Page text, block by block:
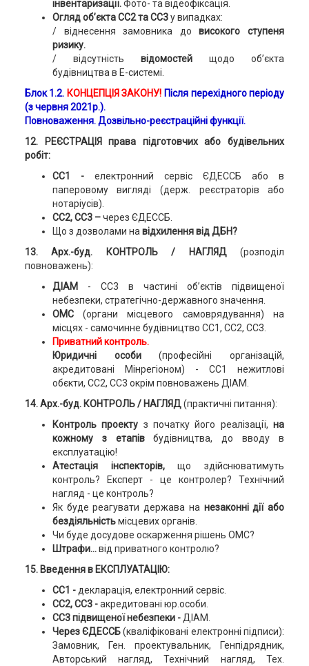
інвентаризації.Фото- та відеофіксація.
Огляд об’єкта СС2 та СС3у випадках:
/ віднесення замовника довисокого ступеня
ризику.
/ відсутність відомостейщодо об’єкта
будівництва в Е-системі.
Блок 1.2. КОНЦЕПЦІЯ ЗАКОНУ! Після перехідного періоду
(з червня 2021р.).
Повноваження. Дозвільно-реєстраційні функції.
12. РЕЄСТРАЦІЯ права підготовчих або
будівельних
робіт:
СС1 -електронний сервіс ЄДЕССБ або в
паперовому вигляді (держ. реєстраторів або
нотаріусів).
СС2, СС3 –через ЄДЕССБ.
Що з дозволами навідхилення від ДБН?
13. Арх.-буд. КОНТРОЛЬ / НАГЛЯД(розподіл
повноважень):
ДІАМ - СС3 в частині об’єктів підвищеної
небезпеки, стратегічно-державного значення.
ОМС(органи місцевого самоврядування) на
місцях - самочинне будівництво СС1, СС2, СС3.
Приватний контроль.
Юридичні особи(професійні організацій,
акредитовані Мінрегіоном) - СС1 нежитлові
обєкти, СС2, СС3 окрім повноважень ДІАМ.
14. Арх.-буд. КОНТРОЛЬ / НАГЛЯД(практичні питання):
Контроль проекту з початку його реалізації,на
кожному з етапівбудівництва, до вводу в
експлуатацію!
Атестація інспекторів,що здійснюватимуть
контроль? Експерт - це контролер? Технічний
нагляд - це контроль?
Як буде реагувати держава на незаконні дії або
бездіяльністьмісцевих органів.
Чи буде досудове оскарження рішень ОМС?
Штрафи...від приватного контролю?
15. Введення в ЕКСПЛУАТАЦІЮ:
СС1 -декларація, електронний сервіс.
СС2, СС3 -акредитовані юр.особи.
СС3 підвищеної небезпеки -ДІАМ.
Через ЄДЕССБ(кваліфіковані електронні підписи):
Замовник, Ген. проектувальник, Генпідрядник,
Авторський нагляд, Технічний нагляд, Тех.